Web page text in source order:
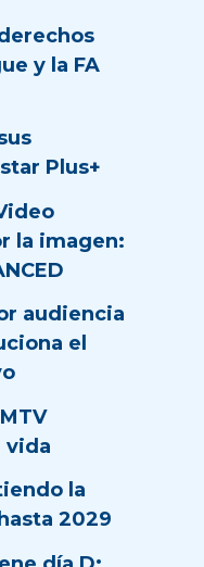
y la FA
Plus+
la imagen:
audiencia
el
vida
la
2029